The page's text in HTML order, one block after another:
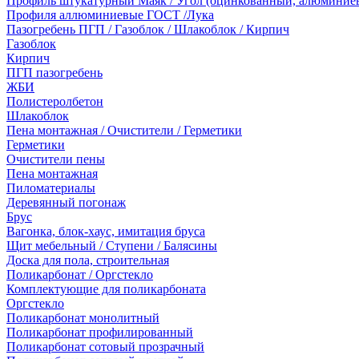
Профиля аллюминиевые ГОСТ /Лука
Пазогребень ПГП / Газоблок / Шлакоблок / Кирпич
Газоблок
Кирпич
ПГП пазогребень
ЖБИ
Полистеролбетон
Шлакоблок
Пена монтажная / Очистители / Герметики
Герметики
Очистители пены
Пена монтажная
Пиломатериалы
Деревянный погонаж
Брус
Вагонка, блок-хаус, имитация бруса
Щит мебельный / Ступени / Балясины
Доска для пола, строительная
Поликарбонат / Оргстекло
Комплектующие для поликарбоната
Оргстекло
Поликарбонат монолитный
Поликарбонат профилированный
Поликарбонат сотовый прозрачный